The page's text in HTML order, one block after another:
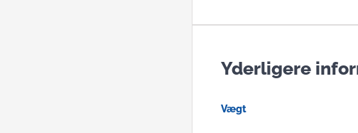
Yderligere
Vægt